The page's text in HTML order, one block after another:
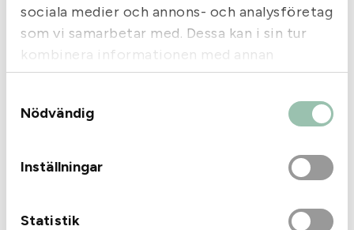
sociala medier och annons- och analysföretag
som vi samarbetar med. Dessa kan i sin tur
kombinera informationen med annan
information som du har tillhandahållit eller
som de har samlat in när du har använt deras
tjänster.
Nödvändig
Inställningar
Statistik
Blaser
Magasin R8 Insert nr 8,
kal .6,5x68, 8x68S, 375
Sako
Magasin Sako 75/V kal
300 win SS 4 skotts